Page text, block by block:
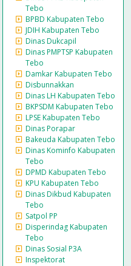
Tebo
BPBD Kabupaten Tebo
JDIH Kabupaten Tebo
Dinas Dukcapil
Dinas PMPTSP Kabupaten
Tebo
Damkar Kabupaten Tebo
Disbunnakkan
Dinas LH Kabupaten Tebo
BKPSDM Kabupaten Tebo
LPSE Kabupaten Tebo
Dinas Porapar
Bakeuda Kabupaten Tebo
Dinas Kominfo Kabupaten
Tebo
DPMD Kabupaten Tebo
KPU Kabupaten Tebo
Dinas Dikbud Kabupaten
Tebo
Satpol PP
Disperindag Kabupaten
Tebo
Dinas Sosial P3A
Inspektorat